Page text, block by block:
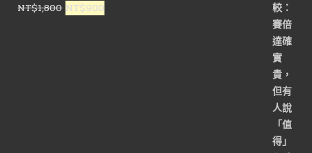
NT$1,800 原
NT$900